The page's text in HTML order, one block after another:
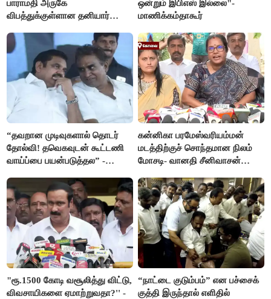
பாராமதி அருகே
விபத்துக்குள்ளான தனியார்
ஒன்றும் இபிஎஸ் இல்லை"-
மாணிக்கம்தாகூர்
“தவறான முடிவுகளால் தொடர்
தோல்வி! தவெகவுடன் கூட்டணி
வாய்ப்பை பயன்படுத்தல” -
கன்னிகா பரமேஸ்வரியம்மன்
மடத்திற்குச் சொந்தமான நிலம்
மோசடி- வானதி சீனிவாசன்
"ரூ.1500 கோடி வசூலித்து விட்டு,
விவசாயிகளை ஏமாற்றுவதா?'' -
“நாட்டை குடும்பம்” என பச்சைக்
குத்தி இருந்தால் எளிதில்